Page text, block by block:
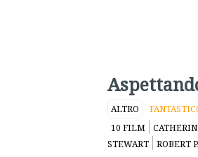
ALTRO
10 FILM
STEWART
ROBERT